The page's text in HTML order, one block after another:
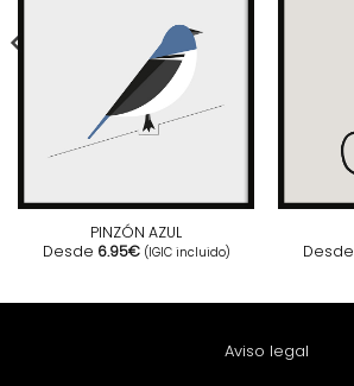
PINZÓN AZUL
Desde 6.95€ (IGIC incluido)
Desde
Aviso legal